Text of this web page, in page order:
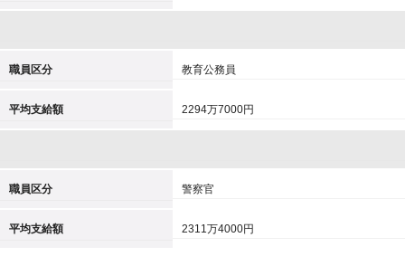
職員区分 教育公務員
平均支給額 2294万7000円
職員区分 警察官
平均支給額 2311万4000円